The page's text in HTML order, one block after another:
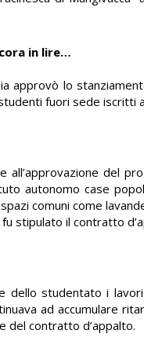
in lire…
approvò lo
fuori sede iscritti
all’approvazione del
autonomo case
comuni come
stipulato il contratto
studentato i
ad accumulare
del contratto d’appalto.